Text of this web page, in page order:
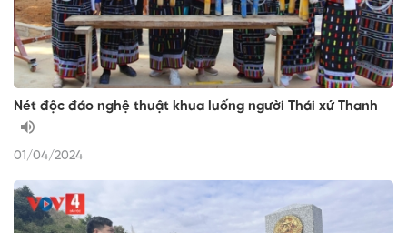
Nét độc đáo nghệ thuật khua luống người Thái xứ Thanh
01/04/2024